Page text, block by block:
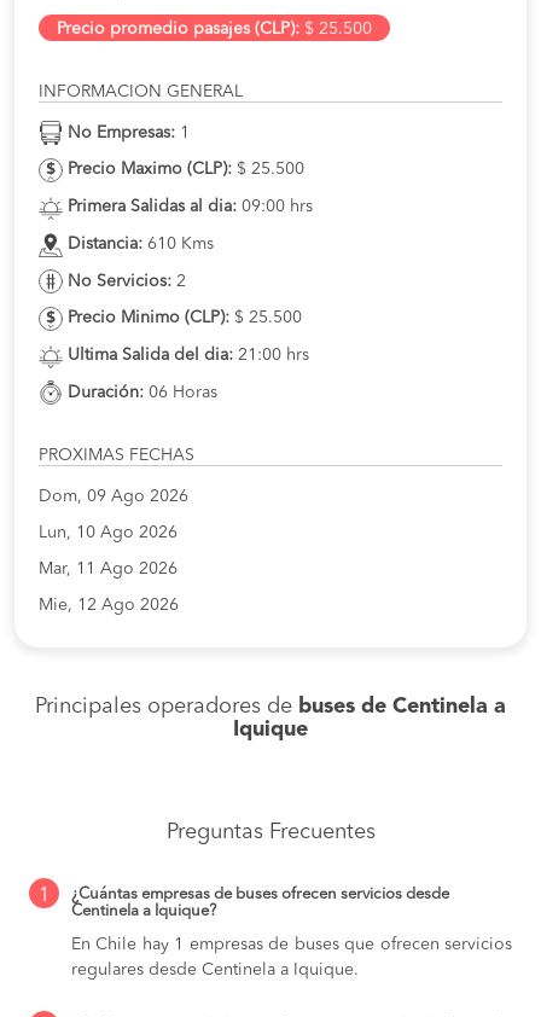
Precio promedio pasajes (CLP): $ 25.500
INFORMACION GENERAL
No Empresas: 1
Precio Maximo (CLP): $ 25.500
Primera Salidas al dia: 09:00 hrs
Distancia: 610 Kms
No Servicios: 2
Precio Minimo (CLP): $ 25.500
Ultima Salida del dia: 21:00 hrs
Duración: 06 Horas
PROXIMAS FECHAS
Dom, 09 Ago 2026
Lun, 10 Ago 2026
Mar, 11 Ago 2026
Mie, 12 Ago 2026
Principales operadores de buses de Centinela a
Iquique
Preguntas Frecuentes
1
¿Cuántas empresas de buses ofrecen servicios desde
Centinela a Iquique?
En Chile hay 1 empresas de buses que ofrecen servicios
regulares desde Centinela a Iquique.